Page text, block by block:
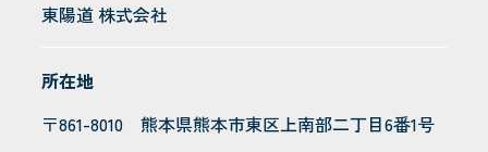
東陽道 株式会社
所在地
〒861-8010 熊本県熊本市東区上南部二丁目6番1号